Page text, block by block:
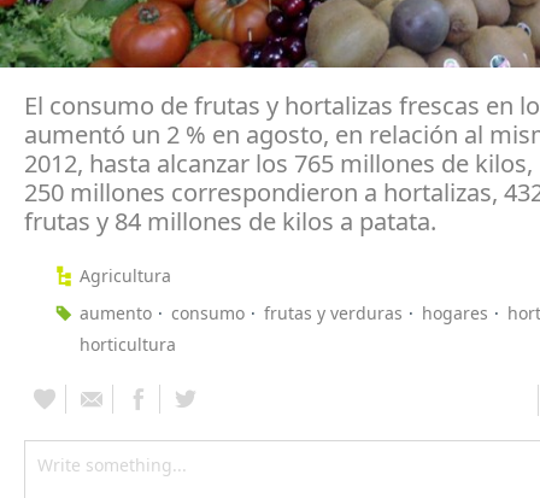
El consumo de frutas y hortalizas frescas en
aumentó un 2 % en agosto, en relación al
2012, hasta alcanzar los 765 millones de
250 millones correspondieron a hortalizas,
frutas y 84 millones de kilos a patata.
Agricultura
aumento
consumo frutas y verduras hogares
horticultura